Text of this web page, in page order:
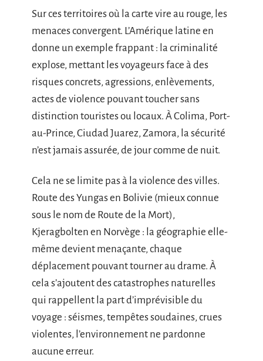
Sur ces territoires où la carte vire au rouge, les
menaces convergent. L’Amérique latine en
donne un exemple frappant : la criminalité
explose, mettant les voyageurs face à des
risques concrets, agressions, enlèvements,
actes de violence pouvant toucher sans
distinction touristes ou locaux. À Colima, Port-
au-Prince, Ciudad Juarez, Zamora, la sécurité
n’est jamais assurée, de jour comme de nuit.
Cela ne se limite pas à la violence des villes.
Route des Yungas en Bolivie (mieux connue
sous le nom de Route de la Mort),
Kjeragbolten en Norvège : la géographie elle-
même devient menaçante, chaque
déplacement pouvant tourner au drame. À
cela s’ajoutent des catastrophes naturelles
qui rappellent la part d’imprévisible du
voyage : séismes, tempêtes soudaines, crues
violentes, l’environnement ne pardonne
aucune erreur.